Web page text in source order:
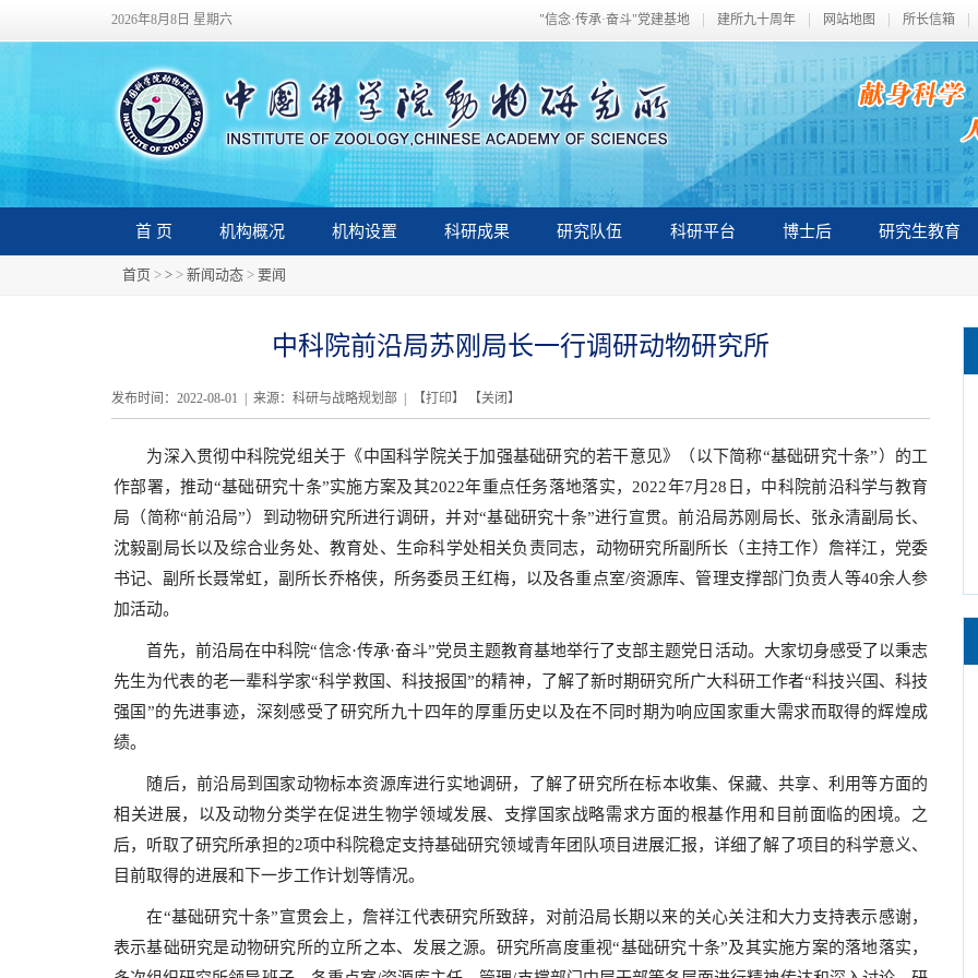
2026年8月8日 星期六 "信念·传承·奋斗"党建基地 建所九十周年 网站地图 所长信箱
首 页 机构概况 机构设置 科研成果 研究队伍 科研平台 博士后 研究生教育
首页 > > > 新闻动态 > 要闻
中科院前沿局苏刚局长一行调研动物研究所
发布时间：2022-08-01 | 来源：科研与战略规划部 | 【打印】 【关闭 】
为深入贯彻中科院党组关于《中国科学院关于加强基础研究的若干意见》（以下简称“基础研究十条”）的工
作部署，推动“基础研究十条”实施方案及其2022年重点任务落地落实，2022年7月28日，中科院前沿科学与教育
局（简称“前沿局”）到动物研究所进行调研，并对“基础研究十条”进行宣贯。前沿局苏刚局长、张永清副局长、
沈毅副局长以及综合业务处、教育处、生命科学处相关负责同志，动物研究所副所长（主持工作）詹祥江，党委
书记、副所长聂常虹，副所长乔格侠，所务委员王红梅，以及各重点室/资源库、管理支撑部门负责人等40余人参
加活动。
首先，前沿局在中科院“信念·传承·奋斗”党员主题教育基地举行了支部主题党日活动。大家切身感受了以秉志
先生为代表的老一辈科学家“科学救国、科技报国”的精神，了解了新时期研究所广大科研工作者“科技兴国、科技
强国”的先进事迹，深刻感受了研究所九十四年的厚重历史以及在不同时期为响应国家重大需求而取得的辉煌成
绩。
随后，前沿局到国家动物标本资源库进行实地调研，了解了研究所在标本收集、保藏、共享、利用等方面的
相关进展，以及动物分类学在促进生物学领域发展、支撑国家战略需求方面的根基作用和目前面临的困境。之
后，听取了研究所承担的2项中科院稳定支持基础研究领域青年团队项目进展汇报，详细了解了项目的科学意义、
目前取得的进展和下一步工作计划等情况。
在“基础研究十条”宣贯会上，詹祥江代表研究所致辞，对前沿局长期以来的关心关注和大力支持表示感谢，
表示基础研究是动物研究所的立所之本、发展之源。研究所高度重视“基础研究十条”及其实施方案的落地落实，